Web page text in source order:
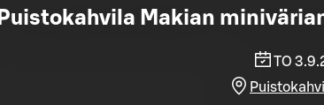
Puistokahvila Makian
TO